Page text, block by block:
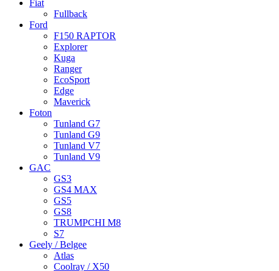
Fiat
Fullback
Ford
F150 RAPTOR
Explorer
Kuga
Ranger
EcoSport
Edge
Maverick
Foton
Tunland G7
Tunland G9
Tunland V7
Tunland V9
GAC
GS3
GS4 MAX
GS5
GS8
TRUMPCHI M8
S7
Geely / Belgee
Atlas
Coolray / X50